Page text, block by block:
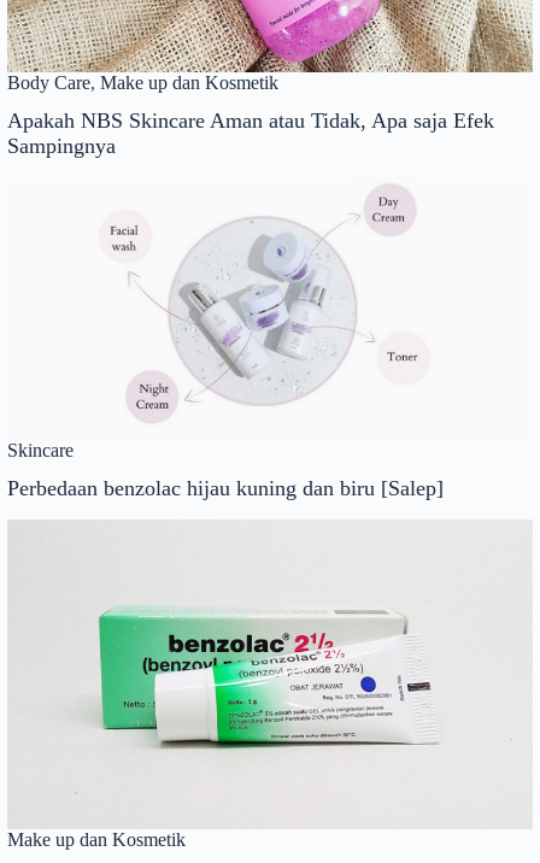
Body Care, Make up dan Kosmetik
Apakah NBS Skincare Aman atau Tidak, Apa saja Efek
Sampingnya
Skincare
Perbedaan benzolac hijau kuning dan biru [Salep]
Make up dan Kosmetik